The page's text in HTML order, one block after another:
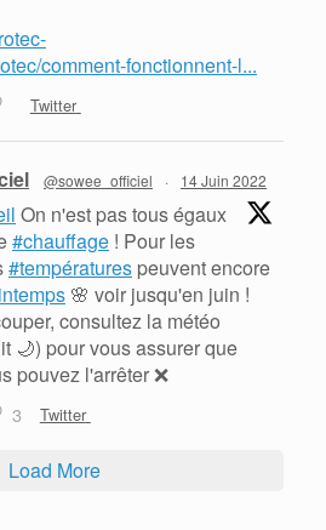
comment-fonctionnent-l...
Twitter
@sowee_officiel · 14 Juin 2022
On n'est pas tous égaux
#chauffage ! Pour les
#températures peuvent encore
🌸 voir jusqu'en juin !
consultez la météo
🌙) pour vous assurer que
pouvez l'arrêter ❌
3 Twitter
Load More